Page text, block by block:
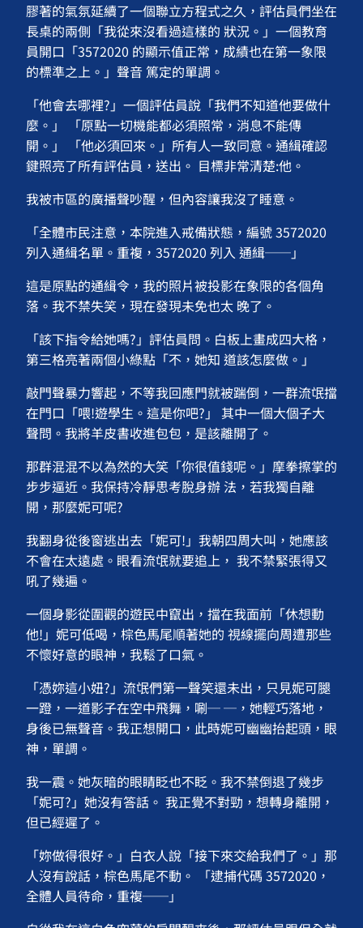
膠著的氣氛延續了一個聯立方程式之久，評估員們坐在
長桌的兩側「我從來沒看過這樣的 狀況。」一個教育
員開口「3572020 的顯示值正常，成績也在第一象限
的標準之上。」聲音 篤定的單調。
「他會去哪裡?」一個評估員說「我們不知道他要做什
麼。」 「原點一切機能都必須照常，消息不能傳
開。」 「他必須回來。」所有人一致同意。通緝確認
鍵照亮了所有評估員，送出。 目標非常清楚:他。
我被市區的廣播聲吵醒，但內容讓我沒了睡意。
「全體市民注意，本院進入戒備狀態，編號 3572020
列入通緝名單。重複，3572020 列入 通緝──」
這是原點的通緝令，我的照片被投影在象限的各個角
落。我不禁失笑，現在發現未免也太 晚了。
「該下指令給她嗎?」評估員問。白板上畫成四大格，
第三格亮著兩個小綠點「不，她知 道該怎麼做。」
敲門聲暴力響起，不等我回應門就被踹倒，一群流氓擋
在門口「喂!遊學生。這是你吧?」 其中一個大個子大
聲問。我將羊皮書收進包包，是該離開了。
那群混混不以為然的大笑「你很值錢呢。」摩拳擦掌的
步步逼近。我保持冷靜思考脫身辦 法，若我獨自離
開，那麼妮可呢?
我翻身從後窗逃出去「妮可!」我朝四周大叫，她應該
不會在太遠處。眼看流氓就要追上， 我不禁緊張得又
吼了幾遍。
一個身影從圍觀的遊民中竄出，擋在我面前「休想動
他!」妮可低喝，棕色馬尾順著她的 視線擺向周遭那些
不懷好意的眼神，我鬆了口氣。
「憑妳這小妞?」流氓們第一聲笑還未出，只見妮可腿
一蹬，一道影子在空中飛舞，唰─ ─，她輕巧落地，
身後已無聲音。我正想開口，此時妮可幽幽抬起頭，眼
神，單調。
我一震。她灰暗的眼睛眨也不眨。我不禁倒退了幾步
「妮可?」她沒有答話。 我正覺不對勁，想轉身離開，
但已經遲了。
「妳做得很好。」白衣人說「接下來交給我們了。」那
人沒有說話，棕色馬尾不動。 「逮捕代碼 3572020，
全體人員待命，重複──」